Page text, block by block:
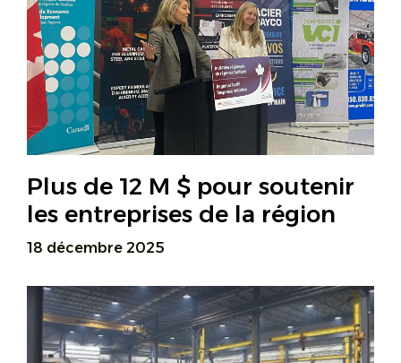
Plus de 12 M $ pour soutenir
les entreprises de la région
18 décembre 2025